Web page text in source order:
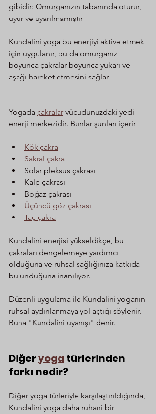
gibidir: Omurganızın tabanında oturur,
uyur ve uyarılmamıştır
Kundalini yoga bu enerjiyi aktive etmek
için uygulanır, bu da omurganız
boyunca çakralar boyunca yukarı ve
aşağı hareket etmesini sağlar.
Yogada çakralar vücudunuzdaki yedi
enerji merkezidir. Bunlar şunları içerir
Kök çakra
Sakral çakra
Solar pleksus çakrası
Kalp çakrası
Boğaz çakrası
Üçüncü göz çakrası
Taç çakra
Kundalini enerjisi yükseldikçe, bu
çakraları dengelemeye yardımcı
olduğuna ve ruhsal sağlığınıza katkıda
bulunduğuna inanılıyor.
Düzenli uygulama ile Kundalini yoganın
ruhsal aydınlanmaya yol açtığı söylenir.
Buna "Kundalini uyanışı" denir.
Diğer yoga türlerinden
farkı nedir?
Diğer yoga türleriyle karşılaştırıldığında,
Kundalini yoga daha ruhani bir